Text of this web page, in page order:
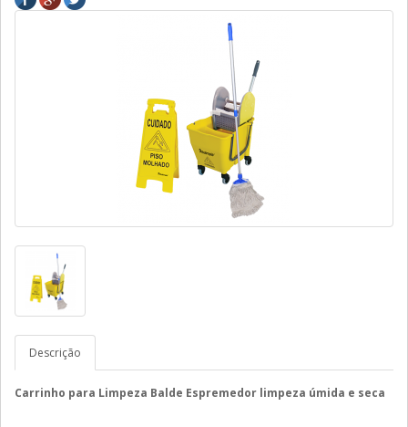
Descrição
Carrinho para Limpeza Balde Espremedor limpeza úmida e seca